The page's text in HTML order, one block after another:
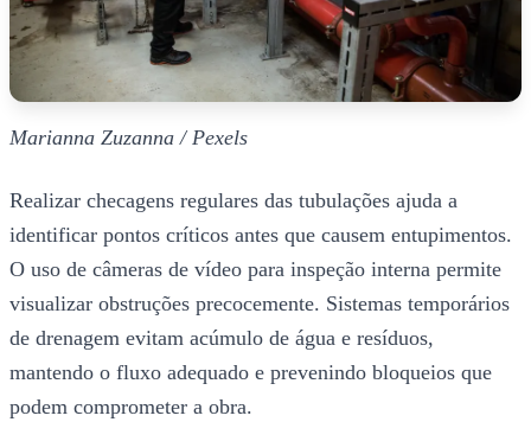
Marianna Zuzanna / Pexels
Realizar checagens regulares das tubulações ajuda a
identificar pontos críticos antes que causem entupimentos.
O uso de câmeras de vídeo para inspeção interna permite
visualizar obstruções precocemente. Sistemas temporários
de drenagem evitam acúmulo de água e resíduos,
mantendo o fluxo adequado e prevenindo bloqueios que
podem comprometer a obra.